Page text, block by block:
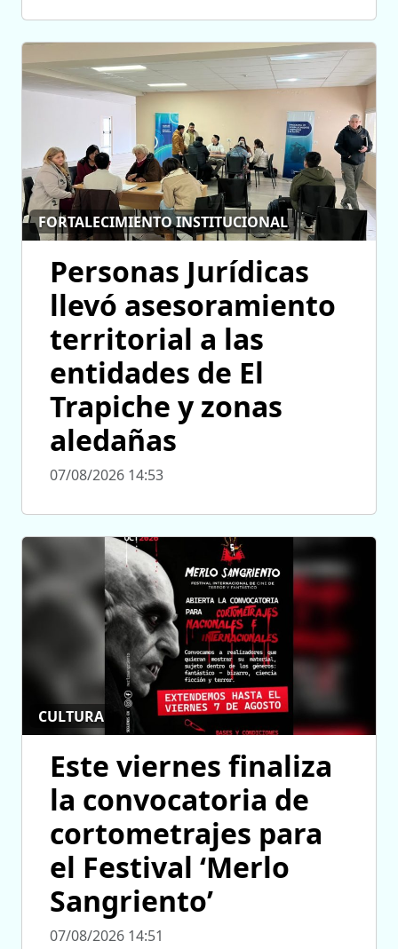
FORTALECIMIENTO INSTITUCIONAL
Personas Jurídicas
llevó asesoramiento
territorial a las
entidades de El
Trapiche y zonas
aledañas
07/08/2026 14:53
CULTURA
Este viernes finaliza
la convocatoria de
cortometrajes para
el Festival ‘Merlo
Sangriento’
07/08/2026 14:51